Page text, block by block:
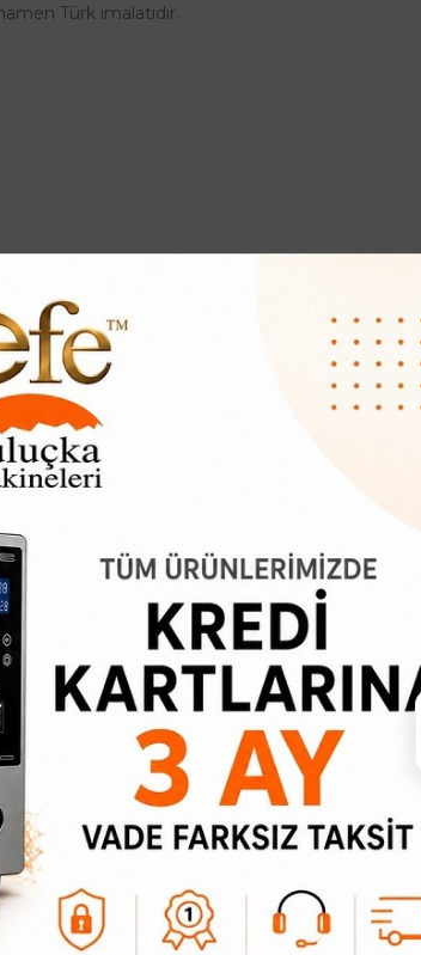
Türk imalatıdır.
Hindi Sulukları
183,24₺